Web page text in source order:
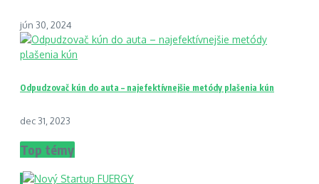
jún 30, 2024
Odpudzovač kún do auta – najefektívnejšie metódy plašenia kún
dec 31, 2023
Top témy
1